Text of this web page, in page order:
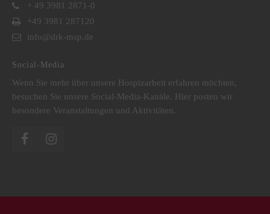
+ 49 3981 2871-0
+49 3981 287120
info@drk-msp.de
Social-Media
Wenn Sie mehr über unsere Hospizarbeit erfahren möchten,
besuchen Sie unsere Social-Media-Kanäle. Hier posten wir
besondere Veranstaltungen und Aktivitäten.